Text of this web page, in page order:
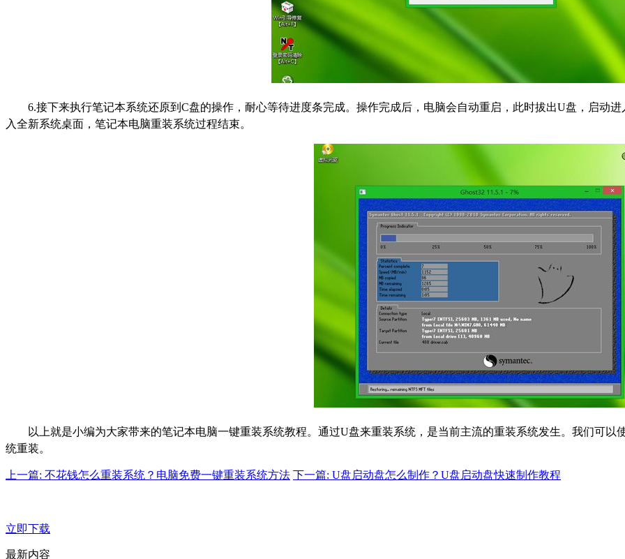
6.接下来执行笔记本系统还原到C盘的操作，耐心等待进度条完成。操作完成后，电脑会自动重启，此时拔出U盘，启动
入全新系统桌面，笔记本电脑重装系统过程结束。
以上就是小编为大家带来的笔记本电脑一键重装系统教程。通过U盘来重装系统，是当前主流的重装系统发生。我们可
统重装。
上一篇: 不花钱怎么重装系统？电脑免费一键重装系统方法 下一篇: U盘启动盘怎么制作？U盘启动盘快速制作教程
立即下载
最新内容